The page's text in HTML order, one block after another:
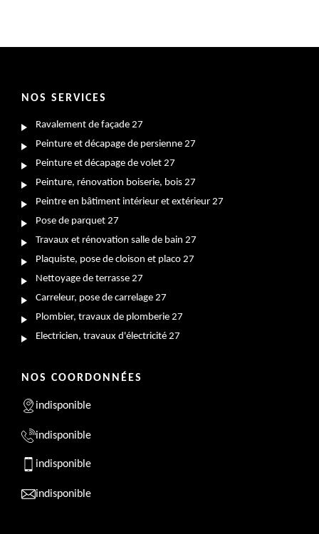
NOS SERVICES
Ravalement de façade 27
Peinture et décapage de persienne 27
Peinture et décapage de volet 27
Peinture, rénovation boiserie, bois 27
Peintre en bâtiment intérieur et extérieur 27
Pose de parquet 27
Travaux et rénovation salle de bain 27
Plaquiste, pose de cloison et placo 27
Nettoyage de terrasse 27
Carreleur, pose de carrelage 27
Plombier, travaux de plomberie 27
Electricien, travaux d'électricité 27
NOS COORDONNÉES
indisponible
indisponible
indisponible
indisponible